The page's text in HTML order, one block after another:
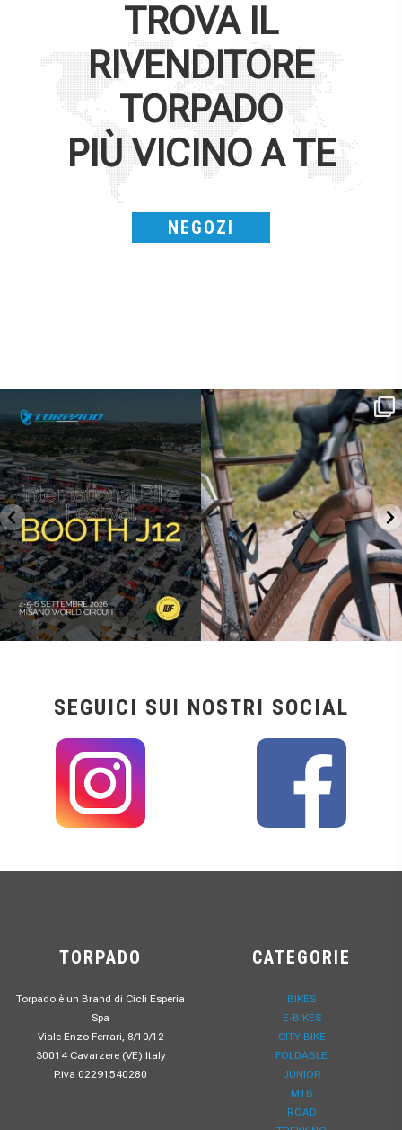
TROVA IL
RIVENDITORE
TORPADO
PIÙ VICINO A TE
NEGOZI
IBF sta per...
17 1
Kepler R è la gravel pensata per affrontare
lunghe...
27 0
SEGUICI SUI NOSTRI SOCIAL
TORPADO
Torpado è un Brand di Cicli Esperia
Spa
Viale Enzo Ferrari, 8/10/12
30014 Cavarzere (VE) Italy
P.iva 02291540280
CATEGORIE
BIKES
E-BIKES
CITY BIKE
FOLDABLE
JUNIOR
MTB
ROAD